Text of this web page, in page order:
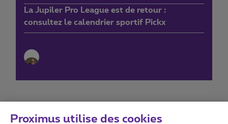
La Jupiler Pro League est de retour :
consultez le calendrier sportif Pickx
Proximus utilise des cookies